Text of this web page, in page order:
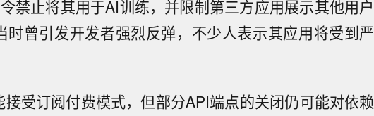
禁止将其用于AI训练，并限制第三方应用展示其他用户
时曾引发开发者强烈反弹，不少人表示其应用将受到严
受订阅付费模式，但部分API端点的关闭仍可能对依赖